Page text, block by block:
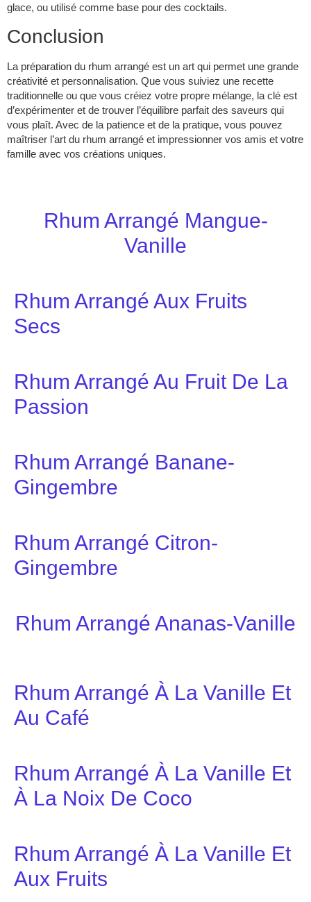
glace, ou utilisé comme base pour des cocktails.
Conclusion
La préparation du rhum arrangé est un art qui permet une grande
créativité et personnalisation. Que vous suiviez une recette
traditionnelle ou que vous créiez votre propre mélange, la clé est
d’expérimenter et de trouver l’équilibre parfait des saveurs qui
vous plaît. Avec de la patience et de la pratique, vous pouvez
maîtriser l’art du rhum arrangé et impressionner vos amis et votre
famille avec vos créations uniques.
Rhum Arrangé Mangue-
Vanille
Rhum Arrangé Aux Fruits
Secs
Rhum Arrangé Au Fruit De La
Passion
Rhum Arrangé Banane-
Gingembre
Rhum Arrangé Citron-
Gingembre
Rhum Arrangé Ananas-Vanille
Rhum Arrangé À La Vanille Et
Au Café
Rhum Arrangé À La Vanille Et
À La Noix De Coco
Rhum Arrangé À La Vanille Et
Aux Fruits